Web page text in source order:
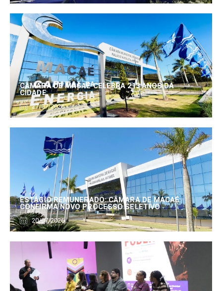
CÂMARA DE MACAÉ CELEBRA 213 ANOS DA
CIDADE
27/07/2026
ESTÁGIO REMUNERADO: CÂMARA DE MACAÉ
CONFIRMA NOVO PROCESSO SELETIVO
20/07/2026